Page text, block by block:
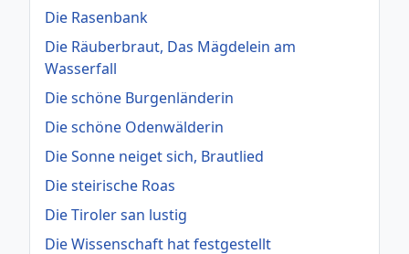
Die Rasenbank
Die Räuberbraut, Das Mägdelein am
Wasserfall
Die schöne Burgenländerin
Die schöne Odenwälderin
Die Sonne neiget sich, Brautlied
Die steirische Roas
Die Tiroler san lustig
Die Wissenschaft hat festgestellt